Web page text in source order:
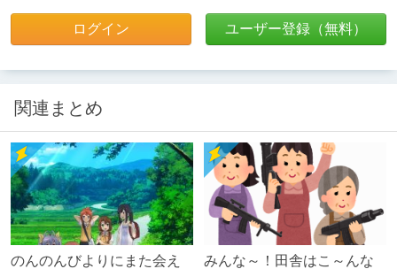
ログイン ユーザー登録（無料）
関連まとめ
のんのんびよりにまた会え
みんな～！田舎はこ～んな